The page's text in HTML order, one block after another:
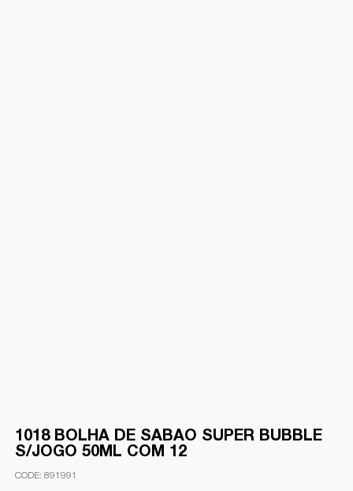
1018 BOLHA DE SABAO SUPER BUBBLE
S/JOGO 50ML COM 12
891991